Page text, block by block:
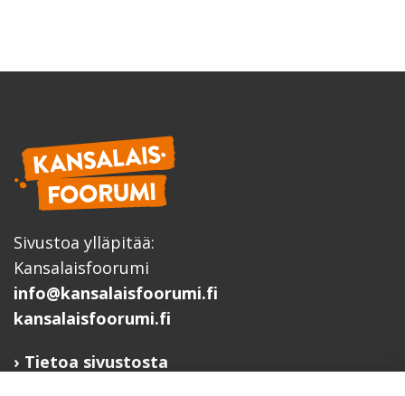
Sivustoa ylläpitää:
Kansalaisfoorumi
info@kansalaisfoorumi.fi
kansalaisfoorumi.fi
Tietoa sivustosta